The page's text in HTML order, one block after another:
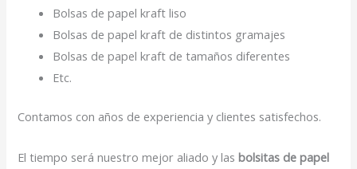
Bolsas de papel kraft liso
Bolsas de papel kraft de distintos gramajes
Bolsas de papel kraft de tamaños diferentes
Etc.
Contamos con años de experiencia y clientes satisfechos.
El tiempo será nuestro mejor aliado y lasbolsitas de papel